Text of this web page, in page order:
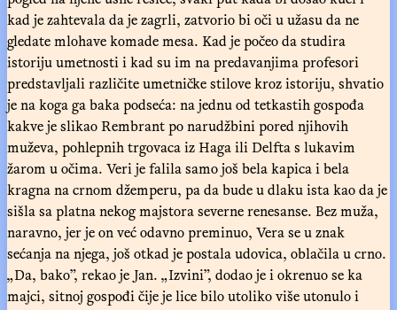
kad je zahtevala da je zagrli, zatvorio bi oči u užasu da ne
gledate mlohave komade mesa. Kad je počeo da studira
istoriju umetnosti i kad su im na predavanjima profesori
predstavljali različite umetničke stilove kroz istoriju, shvatio
je na koga ga baka podseća: na jednu od tetkastih gospođa
kakve je slikao Rembrant po narudžbini pored njihovih
muževa, pohlepnih trgovaca iz Haga ili Delfta s lukavim
žarom u očima. Veri je falila samo još bela kapica i bela
kragna na crnom džemperu, pa da bude u dlaku ista kao da je
sišla sa platna nekog majstora severne renesanse. Bez muža,
naravno, jer je on već odavno preminuo, Vera se u znak
sećanja na njega, još otkad je postala udovica, oblačila u crno.
„Da, bako”, rekao je Jan. „Izvini”, dodao je i okrenuo se ka
majci, sitnoj gospođi čije je lice bilo utoliko više utonulo i